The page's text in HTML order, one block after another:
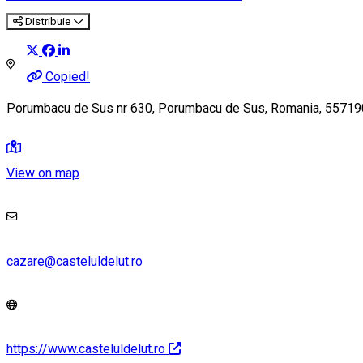
Distribuie
Copied!
Porumbacu de Sus nr 630, Porumbacu de Sus, Romania,
View on map
cazare@casteluldelut.ro
https://www.casteluldelut.ro